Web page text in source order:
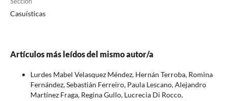
Casuísticas
Artículos más leídos del mismo autor/a
Lurdes Mabel Velasquez Méndez, Hernán Terroba, Romina
Fernández, Sebastián Ferreiro, Paula Lescano, Alejandro
Martínez Fraga, Regina Gullo, Lucrecia Di Rocco,